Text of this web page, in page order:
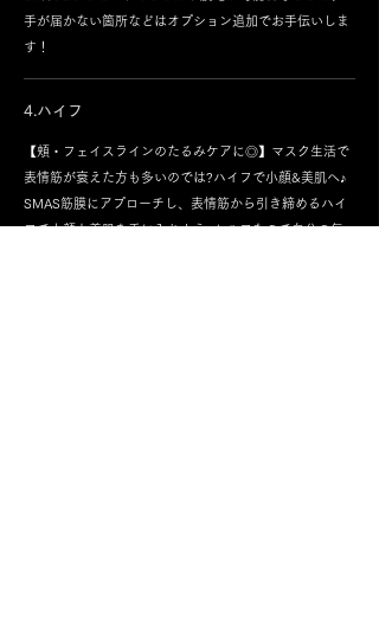
手が届かない箇所などはオプション追加でお手伝いしま
す！
4.ハイフ
【頬・フェイスラインのたるみケアに◎】マスク生活で
表情筋が衰えた方も多いのでは?ハイフで小顔&美肌へ♪
SMAS筋膜にアプローチし、表情筋から引き締めるハイ
フで小顔と美肌を手に入れよう♪セルフなので自分の気